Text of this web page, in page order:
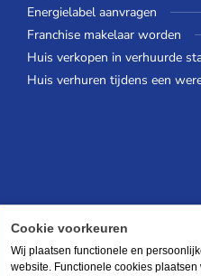
Energielabel aanvragen
Franchise makelaar worden
Huis verkopen in verhuurde
Huis verhuren tijdens een
Cookie voorkeuren
Wij plaatsen functionele en
website. Functionele cookies plaatsen